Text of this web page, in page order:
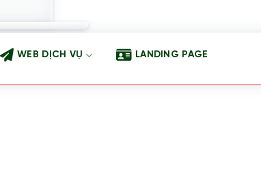
WEB DỊCH VỤ LANDING PAGE